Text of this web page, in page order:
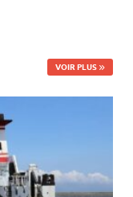
VOIR PLUS